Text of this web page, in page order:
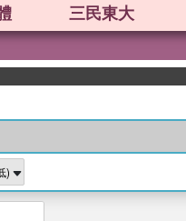
三民東大